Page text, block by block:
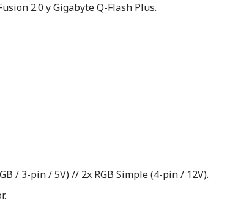
2.0 y Gigabyte Q-Flash Plus.
/ 3-pin / 5V) // 2x RGB Simple (4-pin / 12V).